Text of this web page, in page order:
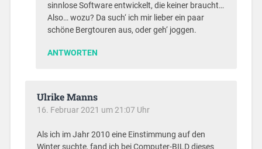
sinnlose Software entwickelt, die keiner braucht…
Also… wozu? Da such‘ ich mir lieber ein paar
schöne Bergtouren aus, oder geh‘ joggen.
ANTWORTEN
Ulrike Manns
16. Februar 2021 um 21:07 Uhr
Als ich im Jahr 2010 eine Einstimmung auf den